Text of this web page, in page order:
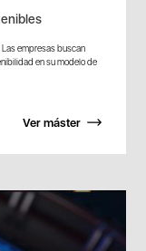
Las empresas buscan
en su modelo de
Ver máster